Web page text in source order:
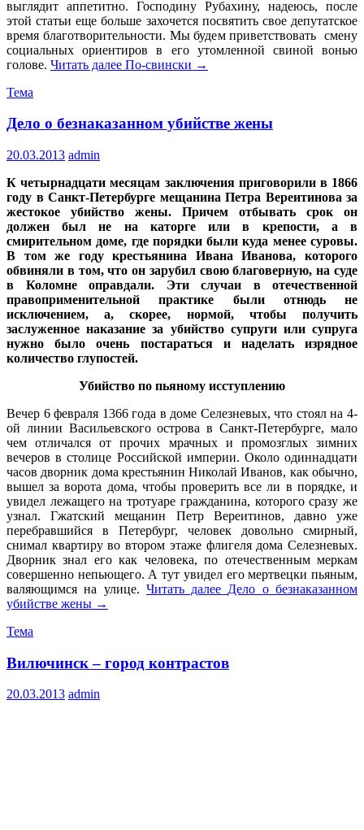
выглядит аппетитно. Господину Рубахину, надеюсь, после
этой статьи еще больше захочется посвятить свое депутатское
время благотворительности. Мы будем приветствовать смену
социальных ориентиров в его утомленной свиной вонью
голове. Читать далее По-свински →
Тема
Дело о безнаказанном убийстве жены
20.03.2013 admin
К четырнадцати месяцам заключения приговорили в 1866
году в Санкт-Петербурге мещанина Петра Вереитинова за
жестокое убийство жены. Причем отбывать срок он
должен был не на каторге или в крепости, а в
смирительном доме, где порядки были куда менее суровы.
В том же году крестьянина Ивана Иванова, которого
обвиняли в том, что он зарубил свою благоверную, на суде
в Коломне оправдали. Эти случаи в отечественной
правоприменительной практике были отнюдь не
исключением, а, скорее, нормой, чтобы получить
заслуженное наказание за убийство супруги или супруга
нужно было очень постараться и наделать изрядное
количество глупостей.
Убийство по пьяному исступлению
Вечер 6 февраля 1366 года в доме Селезневых, что стоял на 4-
ой линии Васильевского острова в Санкт-Петербурге, мало
чем отличался от прочих мрачных и промозглых зимних
вечеров в столице Российской империи. Около одиннадцати
часов дворник дома крестьянин Николай Иванов, как обычно,
вышел за ворота дома, чтобы проверить все ли в порядке, и
увидел лежащего на тротуаре гражданина, которого сразу же
узнал. Гжатский мещанин Петр Вереитинов, давно уже
перебравшийся в Петербург, человек довольно смирный,
снимал квартиру во втором этаже флигеля дома Селезневых.
Дворник знал его как человека, по отечественным меркам
совершенно непьющего. А тут увидел его мертвецки пьяным,
валяющимся на улице. Читать далее Дело о безнаказанном
убийстве жены →
Тема
Вилючинск – город контрастов
20.03.2013 admin